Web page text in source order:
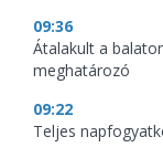
09:36
Átalakult a
meghatározó
09:22
Teljes